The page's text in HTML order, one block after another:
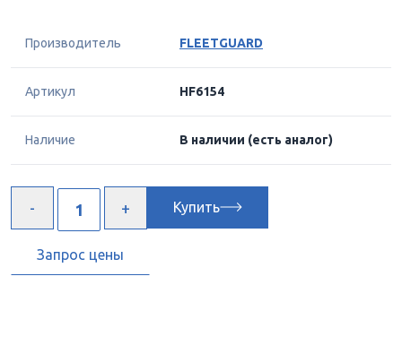
Производитель FLEETGUARD
Артикул HF6154
Наличие В наличии (есть аналог)
Купить
Запрос цены